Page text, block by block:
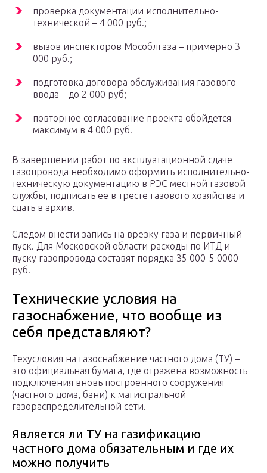
проверка документации исполнительно-
технической – 4 000 руб.;
вызов инспекторов Мособлгаза – примерно 3
000 руб.;
подготовка договора обслуживания газового
ввода – до 2 000 руб;
повторное согласование проекта обойдется
максимум в 4 000 руб.
В завершении работ по эксплуатационной сдаче
газопровода необходимо оформить исполнительно-
техническую документацию в РЭС местной газовой
службы, подписать ее в тресте газового хозяйства и
сдать в архив.
Следом внести запись на врезку газа и первичный
пуск. Для Московской области расходы по ИТД и
пуску газопровода составят порядка 35 000-5 0000
руб.
Технические условия на
газоснабжение, что вообще из
себя представляют?
Техусловия на газоснабжение частного дома (ТУ) –
это официальная бумага, где отражена возможность
подключения вновь построенного сооружения
(частного дома, бани) к магистральной
газораспределительной сети.
Является ли ТУ на газификацию
частного дома обязательным и где их
можно получить